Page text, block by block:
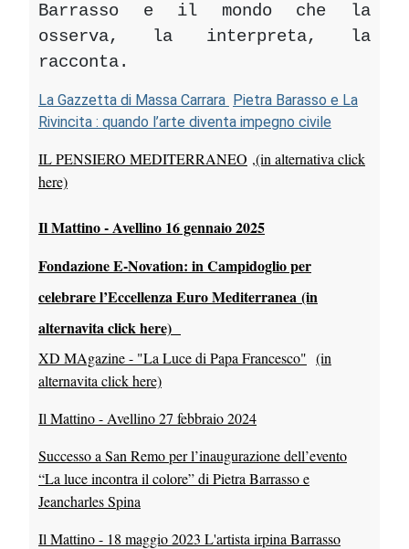
Barrasso e il mondo che la
osserva, la interpreta, la
racconta.
La Gazzetta di Massa Carrara Pietra Barasso e La
Rivincita : quando l’arte diventa impegno civile
IL PENSIERO MEDITERRANEO ,(in alternativa click
here)
Il Mattino - Avellino 16 gennaio 2025
Fondazione E-Novation: in Campidoglio per
celebrare l’Eccellenza Euro Mediterranea (in
alternavita click here)
XD MAgazine - "La Luce di Papa Francesco" (in
alternavita click here)
Il Mattino - Avellino 27 febbraio 2024
Successo a San Remo per l’inaugurazione dell’evento
“La luce incontra il colore” di Pietra Barrasso e
Jeancharles Spina
Il Mattino - 18 maggio 2023 L'artista irpina Barrasso